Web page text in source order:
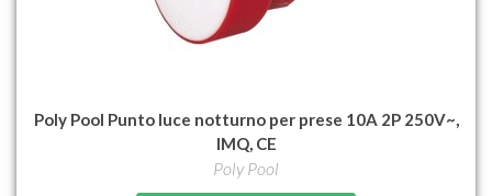
Poly Pool Punto luce notturno per prese 10A 2P 250V~,
IMQ, CE
Poly Pool